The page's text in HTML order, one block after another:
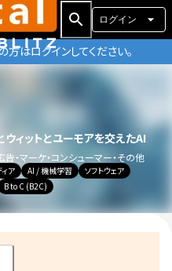
ログイン
はログインしてください。
ィットとユーモアを交えたAI
告・マーケ・コンシューマー・その他
ア AI / 機械学習
ソフトウェア
B to C (B2C)